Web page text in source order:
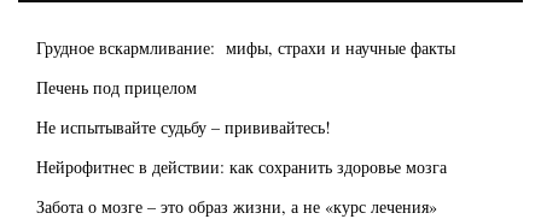
Грудное вскармливание: мифы, страхи и научные факты
Печень под прицелом
Не испытывайте судьбу – прививайтесь!
Нейрофитнес в действии: как сохранить здоровье мозга
Забота о мозге – это образ жизни, а не «курс лечения»